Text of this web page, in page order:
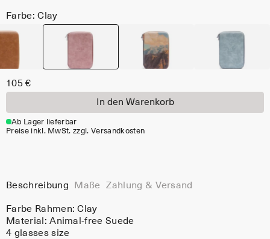
Farbe: Clay
105 €
In den Warenkorb
Ab Lager lieferbar
Preise inkl. MwSt. zzgl. Versandkosten
Beschreibung Maße Zahlung & Versand
Farbe Rahmen:Clay
Material:Animal-free Suede
4 glasses size